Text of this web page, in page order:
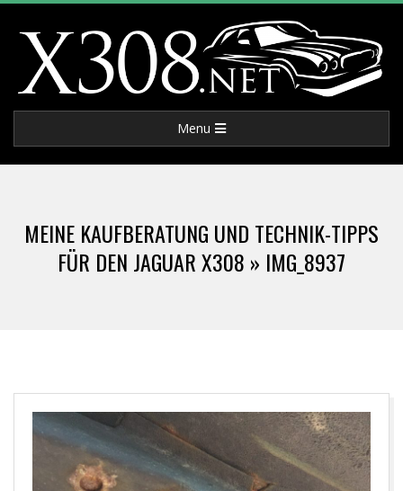
content
X
3
0
8
E
Navigation
Menu
MEINE KAUFBERATUNG UND TECHNIK-TIPPS
FÜR DEN JAGUAR X308 » IMG_8937